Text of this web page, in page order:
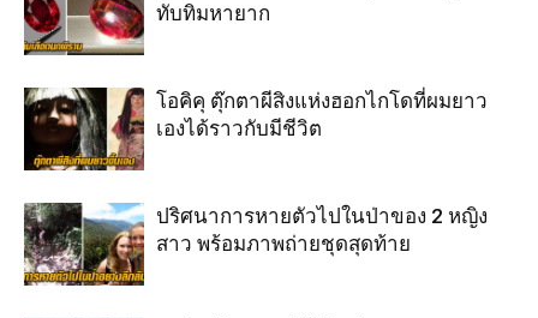
ทับทิมหายาก
โอคิคุ ตุ๊กตาผีสิงแห่งฮอกไกโดที่ผมยาว
เองได้ราวกับมีชีวิต
ปริศนาการหายตัวไปในป่าของ 2 หญิง
สาว พร้อมภาพถ่ายชุดสุดท้าย